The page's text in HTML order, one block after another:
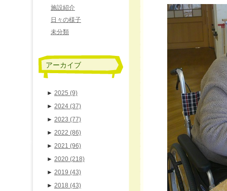
施設紹介
日々の様子
未分類
アーカイブ
► 2025 (9)
► 2024 (37)
► 2023 (77)
► 2022 (86)
► 2021 (96)
► 2020 (218)
► 2019 (43)
► 2018 (43)